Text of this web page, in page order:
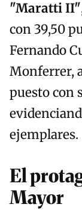
"Maratti II"
con 39,50
Fernando
Monferrer,
puesto con
ejemplares.
El
Mayor